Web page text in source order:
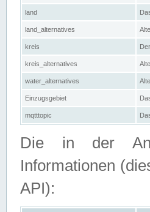
land
land_alternatives
kreis
kreis_alternatives
water_alternatives
Einzugsgebiet
mqtttopic
Die in der
Informationen
API):